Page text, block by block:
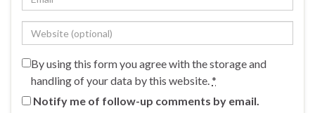
By using this form you agree with the storage and
handling of your data by this website.*
Notify me of follow-up comments by email.